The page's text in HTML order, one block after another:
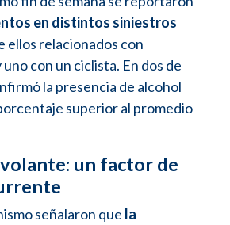
en distintos siniestros
ellos relacionados con
con un ciclista. En dos de
la presencia de alcohol
superior al promedio
un factor de
señalaron que la